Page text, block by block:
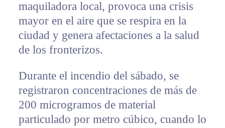
maquiladora local, provoca una crisis
mayor en el aire que se respira en la
ciudad y genera afectaciones a la salud
de los fronterizos.
Durante el incendio del sábado, se
registraron concentraciones de más de
200 microgramos de material
particulado por metro cúbico, cuando lo